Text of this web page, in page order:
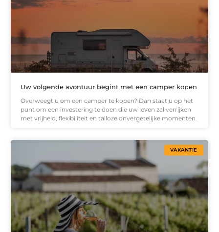
Uw volgende avontuur begint met een camper kopen
Overweegt u om een camper te kopen? Dan staat u op het
punt om een investering te doen die uw leven zal verrijken
met vrijheid, flexibiliteit en talloze onvergetelijke momenten.
VAKANTIE